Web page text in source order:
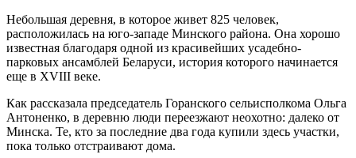
Небольшая деревня, в которое живет 825 человек,
расположилась на юго-западе Минского района. Она хорошо
известная благодаря одной из красивейших усадебно-
парковых ансамблей Беларуси, история которого начинается
еще в XVIII веке.
Как рассказала председатель Горанского сельисполкома Ольга
Антоненко, в деревню люди переезжают неохотно: далеко от
Минска. Те, кто за последние два года купили здесь участки,
пока только отстраивают дома.